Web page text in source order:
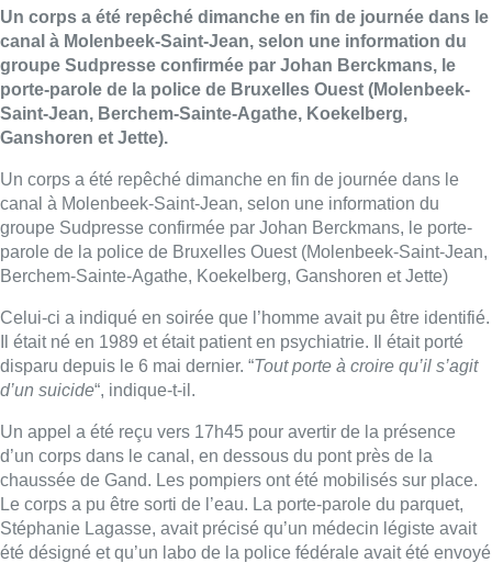
Un corps a été repêché dimanche en fin de journée dans le
canal à Molenbeek-Saint-Jean, selon une information du
groupe Sudpresse confirmée par Johan Berckmans, le
porte-parole de la police de Bruxelles Ouest (Molenbeek-
Saint-Jean, Berchem-Sainte-Agathe, Koekelberg,
Ganshoren et Jette).
Un corps a été repêché dimanche en fin de journée dans le
canal à Molenbeek-Saint-Jean, selon une information du
groupe Sudpresse confirmée par Johan Berckmans, le porte-
parole de la police de Bruxelles Ouest (Molenbeek-Saint-Jean,
Berchem-Sainte-Agathe, Koekelberg, Ganshoren et Jette)
Celui-ci a indiqué en soirée que l’homme avait pu être identifié.
Il était né en 1989 et était patient en psychiatrie. Il était porté
disparu depuis le 6 mai dernier. “Tout porte à croire qu’il s’agit
d’un suicide“, indique-t-il.
Un appel a été reçu vers 17h45 pour avertir de la présence
d’un corps dans le canal, en dessous du pont près de la
chaussée de Gand. Les pompiers ont été mobilisés sur place.
Le corps a pu être sorti de l’eau. La porte-parole du parquet,
Stéphanie Lagasse, avait précisé qu’un médecin légiste avait
été désigné et qu’un labo de la police fédérale avait été envoyé